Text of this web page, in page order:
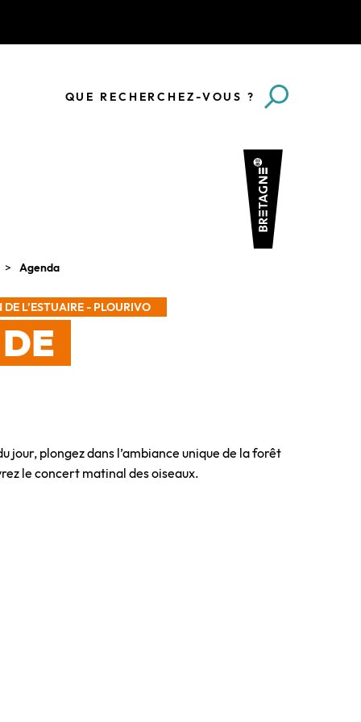
QUE RECHERCHEZ-VOUS ?
Agenda
DE L’ESTUAIRE - PLOURIVO
jour, plongez dans l’ambiance unique de la forêt
le concert matinal des oiseaux.